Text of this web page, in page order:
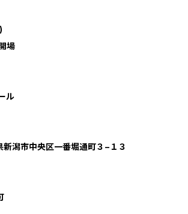
場
ル
潟市中央区一番堀通町３−１３